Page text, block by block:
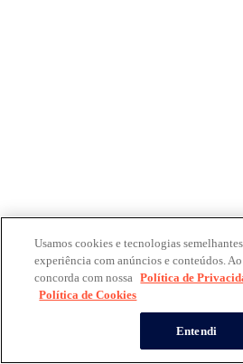
Usamos cookies e tecnologias
experiência com anúncios e conteúdos.
concorda com nossa Política de
Política de Cookies
Entendi